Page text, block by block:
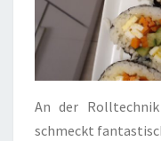
An der
schmeckt